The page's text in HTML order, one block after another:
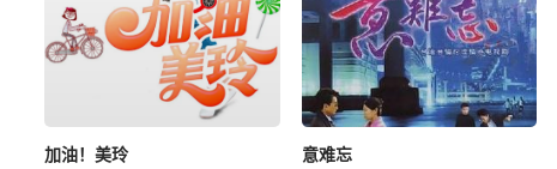
加油！美玲
意难忘